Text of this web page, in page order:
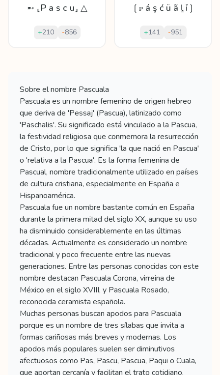
➵ ⸤P a s c u⸥ △
+210 -856
❲ᴘ á ş ć ü ã ḻ ỉ❳
+141 -951
Sobre el nombre Pascuala
Pascuala es un nombre femenino de origen hebreo
que deriva de 'Pessaj' (Pascua), latinizado como
'Paschalis'. Su significado está vinculado a la Pascua,
la festividad religiosa que conmemora la resurrección
de Cristo, por lo que significa 'la que nació en Pascua'
o 'relativa a la Pascua'. Es la forma femenina de
Pascual, nombre tradicionalmente utilizado en países
de cultura cristiana, especialmente en España e
Hispanoamérica.
Pascuala fue un nombre bastante común en España
durante la primera mitad del siglo XX, aunque su uso
ha disminuido considerablemente en las últimas
décadas. Actualmente es considerado un nombre
tradicional y poco frecuente entre las nuevas
generaciones. Entre las personas conocidas con este
nombre destacan Pascuala Corona, virreina de
México en el siglo XVIII, y Pascuala Rosado,
reconocida ceramista española.
Muchas personas buscan apodos para Pascuala
porque es un nombre de tres sílabas que invita a
formas cariñosas más breves y modernas. Los
apodos más populares suelen ser diminutivos
afectuosos como Pas, Pascu, Pascua, Paqui o Cuala,
que aportan cercanía y facilitan el trato cotidiano.